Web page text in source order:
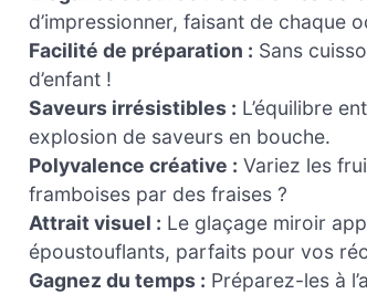
d’impressionner, faisant de chaque
Facilité de préparation : Sans
d’enfant !
Saveurs irrésistibles : L’équilibre
explosion de saveurs en bouche.
Polyvalence créative : Variez les
framboises par des fraises ?
Attrait visuel : Le glaçage miroir
époustouflants, parfaits pour vos
Gagnez du temps : Préparez-les à